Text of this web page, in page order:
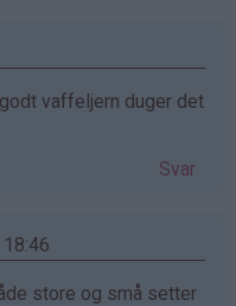
vaffeljern duger det
Svar
store og små setter